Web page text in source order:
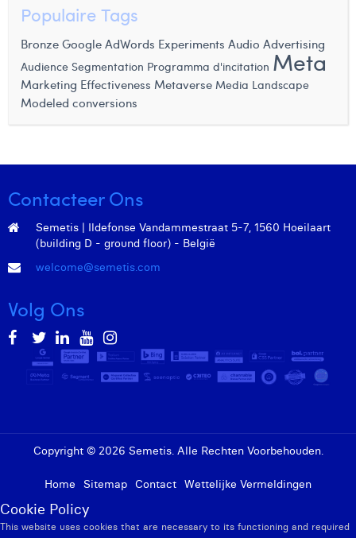
Populaire Tags
Bronze Google AdWords Experiments Audio Advertising
Audience Segmentation Programma d'incitation Meta
Marketing Effectiveness Metaverse Media Landscape
Modeled conversions
Contacteer Ons
Semetis | Ildefonse Vandammestraat 5-7, 1560 Hoeilaart
(building D - ground floor) - België
welcome@semetis.com
Volg Ons
Copyright © 2026 Semetis. Alle Rechten Voorbehouden.
Home Sitemap Contact Wettelijke Vermeldingen
Cookie Policy
This website uses cookies that are necessary to its functioning and required